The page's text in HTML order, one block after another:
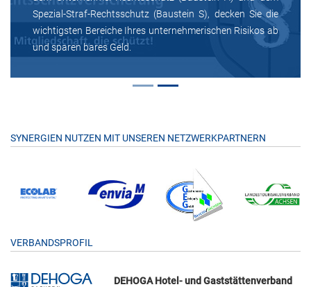
Spezial-Straf-Rechtsschutz (Baustein S), decken Sie die
wichtigsten Bereiche Ihres unternehmerischen Risikos ab
und sparen bares Geld.
SYNERGIEN NUTZEN MIT UNSEREN NETZWERKPARTNERN
VERBANDSPROFIL
DEHOGA Hotel- und Gaststättenverband